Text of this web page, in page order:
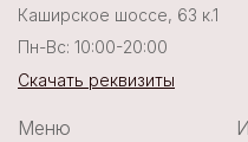
Каширское шоссе, 63 к.1
Пн-Вс: 10:00-20:00
Скачать реквизиты
Меню